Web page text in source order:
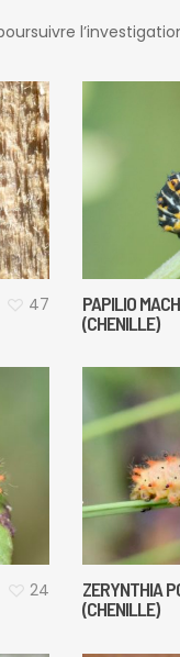
47
PAPILIO
(CHENILLE)
24
ZERYNTHIA
(CHENILLE)